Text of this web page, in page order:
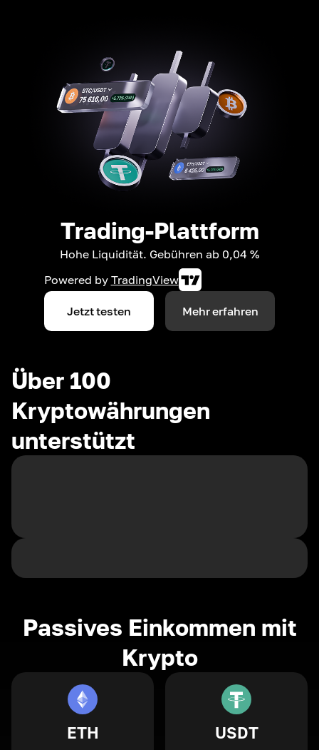
Trading-Plattform
Hohe Liquidität. Gebühren ab 0,04 %
Powered by TradingView
Jetzt testen Mehr erfahren
Über 100
Kryptowährungen
unterstützt
Passives Einkommen mit
Krypto
ETH USDT